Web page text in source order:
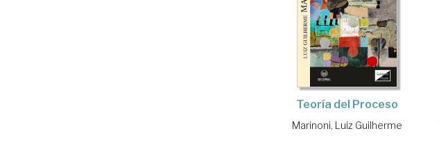
Teoría del Proceso
Marinoni, Luiz Guilherme